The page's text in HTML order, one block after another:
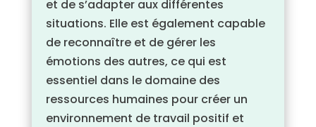
et de s’adapter aux différentes
situations. Elle est également capable
de reconnaître et de gérer les
émotions des autres, ce qui est
essentiel dans le domaine des
ressources humaines pour créer un
environnement de travail positif et